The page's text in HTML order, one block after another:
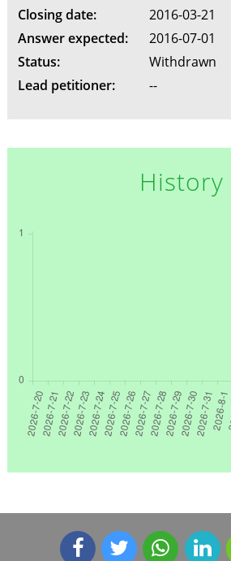
Closing date:
2016-03-21
Answer expected:
2016-07-01
Status:
Withdrawn
Lead petitioner:
--
History